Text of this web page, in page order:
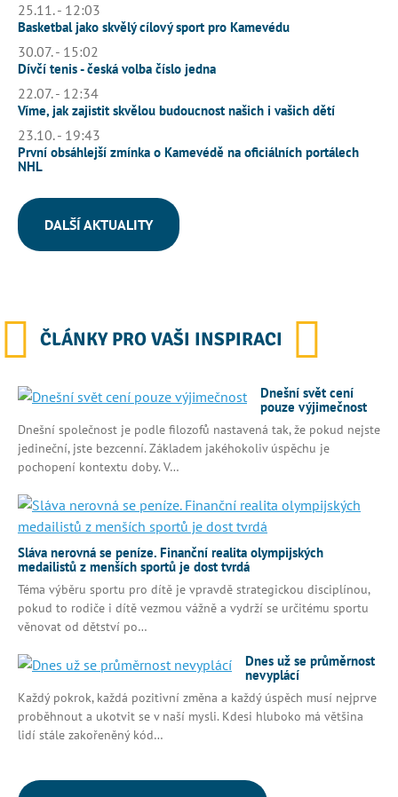
25.11. - 12:03
Basketbal jako skvělý cílový sport pro Kamevédu
30.07. - 15:02
Dívčí tenis - česká volba číslo jedna
22.07. - 12:34
Víme, jak zajistit skvělou budoucnost našich i vašich dětí
23.10. - 19:43
První obsáhlejší zmínka o Kamevédě na oficiálních portálech
NHL
DALŠÍ AKTUALITY
ČLÁNKY PRO VAŠI INSPIRACI
Dnešní svět cení
pouze výjimečnost
Dnešní společnost je podle filozofů nastavená tak, že pokud nejste
jedineční, jste bezcenní. Základem jakéhokoliv úspěchu je
pochopení kontextu doby. V…
Sláva nerovná se peníze. Finanční realita olympijských
medailistů z menších sportů je dost tvrdá
Téma výběru sportu pro dítě je vpravdě strategickou disciplínou,
pokud to rodiče i dítě vezmou vážně a vydrží se určitému sportu
věnovat od dětství po…
Dnes už se průměrnost
nevyplácí
Každý pokrok, každá pozitivní změna a každý úspěch musí nejprve
proběhnout a ukotvit se v naší mysli. Kdesi hluboko má většina
lidí stále zakořeněný kód…